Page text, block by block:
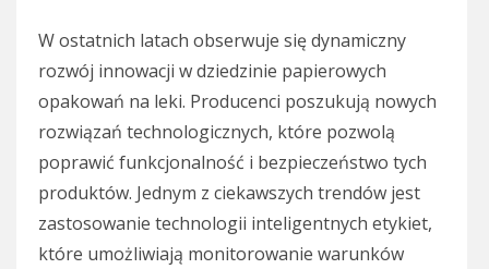
W ostatnich latach obserwuje się dynamiczny
rozwój innowacji w dziedzinie papierowych
opakowań na leki. Producenci poszukują nowych
rozwiązań technologicznych, które pozwolą
poprawić funkcjonalność i bezpieczeństwo tych
produktów. Jednym z ciekawszych trendów jest
zastosowanie technologii inteligentnych etykiet,
które umożliwiają monitorowanie warunków